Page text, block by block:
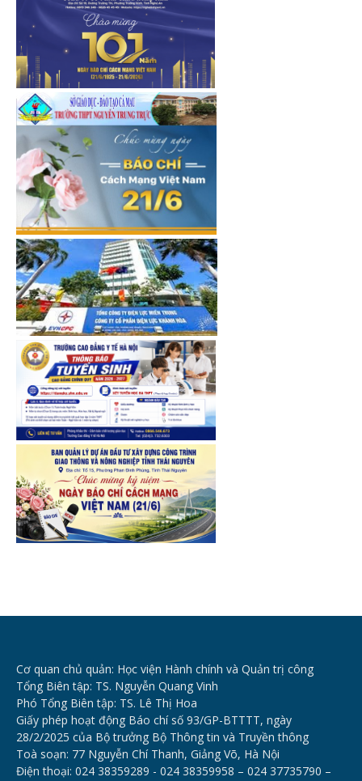
Cơ quan chủ quản: Học viện Hành chính và Quản trị công
Tổng Biên tập: TS. Nguyễn Quang Vinh
Phó Tổng Biên tập: TS. Lê Thị Hoa
Giấy phép hoạt động Báo chí số 93/GP-BTTTT, ngày
28/2/2025 của Bộ trưởng Bộ Thông tin và Truyền thông
Toà soạn: 77 Nguyễn Chí Thanh, Giảng Võ, Hà Nội
Điện thoại: 024 38359289 - 024 38359958 – 024 37735790 –